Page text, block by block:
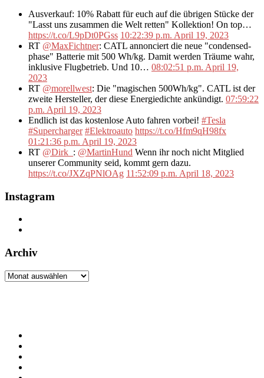
Ausverkauf: 10% Rabatt für euch auf die übrigen Stücke der
"Lasst uns zusammen die Welt retten" Kollektion! On top…
https://t.co/L9pDt0PGss 10:22:39 p.m. April 19, 2023
RT @MaxFichtner: CATL annonciert die neue "condensed-
phase" Batterie mit 500 Wh/kg. Damit werden Träume wahr,
inklusive Flugbetrieb. Und 10… 08:02:51 p.m. April 19,
2023
RT @morellwest: Die "magischen 500Wh/kg". CATL ist der
zweite Hersteller, der diese Energiedichte ankündigt. 07:59:22
p.m. April 19, 2023
Endlich ist das kostenlose Auto fahren vorbei! #Tesla
#Supercharger #Elektroauto https://t.co/Hfm9qH98fx
01:21:36 p.m. April 19, 2023
RT @Dirk_ : @MartinHund Wenn ihr noch nicht Mitglied
unserer Community seid, kommt gern dazu.
https://t.co/JXZqPNlOAg 11:52:09 p.m. April 18, 2023
Instagram
Archiv
Archiv